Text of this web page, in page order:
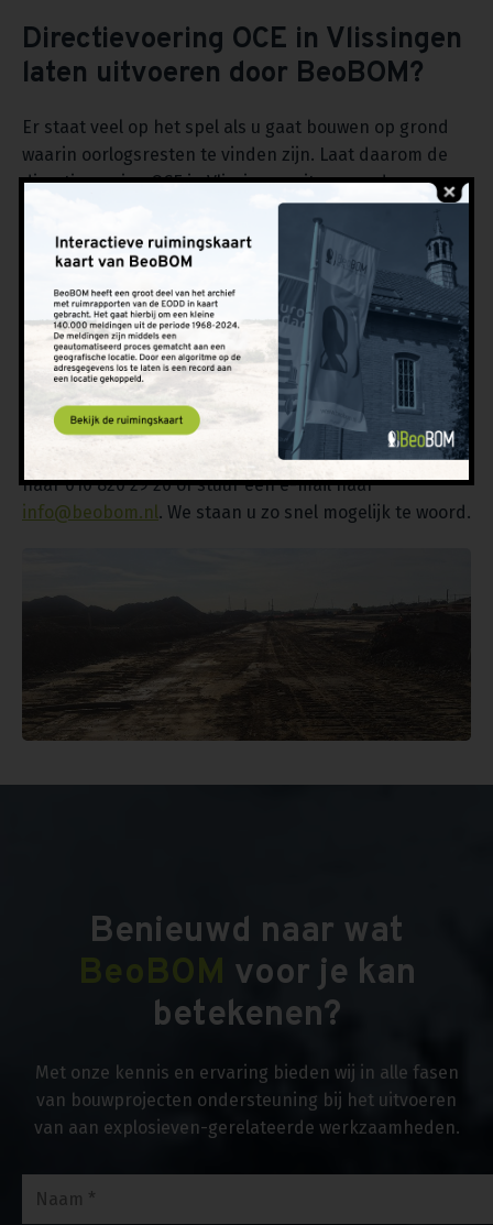
Directievoering OCE in Vlissingen
laten uitvoeren door BeoBOM?
Er staat veel op het spel als u gaat bouwen op grond
waarin oorlogsresten te vinden zijn. Laat daarom de
directievoering OCE in Vlissingen uitvoeren door
BeoBOM. Onze specialisten beschikken over de meest
up-to-date kennis over explosieve oorlogsresten en
zetten de meest moderne technieken in om deze op te
sporen. We zijn ISO 9001- en CS-VROO-gecertificeerd,
wat betekent dat we alle kennis en ervaring in huis
hebben om de vereiste werkzaamheden kundig uit te
voeren en bouwprojecten te ondersteunen bij
explosieven-gerelateerde zaken. Heeft u vragen of wilt
u ons inschakelen voor uw project? Neem dan contact
contactformulierop onze site, bel
naar 010 820 29 20 of stuur een e-mail naar
info@beobom.nl. We staan u zo snel mogelijk te woord.
Benieuwd naar wat
voor je kan
betekenen?
Met onze kennis en ervaring bieden wij in alle fasen
van bouwprojecten ondersteuning bij het uitvoeren
van aan explosieven-gerelateerde werkzaamheden.